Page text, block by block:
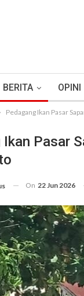
BERITA OPINI
Pedagang Ikan Pasar
Ikan Pasar
On 22 Jun 2026